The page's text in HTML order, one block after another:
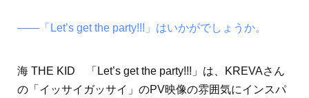
――「Let’s get the party!!!」はいかがでしょうか。
海 THE KID 「Let’s get the party!!!」は、KREVAさん
の「イッサイガッサイ」のPV映像の雰囲気にインスパ